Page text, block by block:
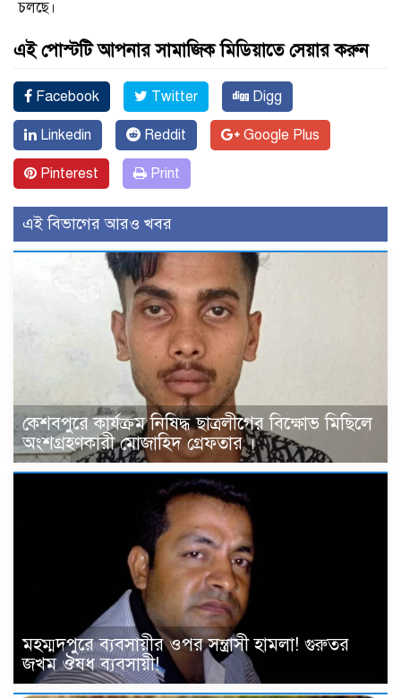
চলছে।
এই পোস্টটি আপনার সামাজিক মিডিয়াতে সেয়ার করুন
Facebook Twitter Digg
Linkedin Reddit Google Plus
Pinterest Print
এই বিভাগের আরও খবর
কেশবপুরে কার্যক্রম নিষিদ্ধ ছাত্রলীগের বিক্ষোভ মিছিলে
অংশগ্রহণকারী মোজাহিদ গ্রেফতার ।
মহম্মদপুরে ব্যবসায়ীর ওপর সন্ত্রাসী হামলা! গুরুতর
জখম ঔষধ ব্যবসায়ী!